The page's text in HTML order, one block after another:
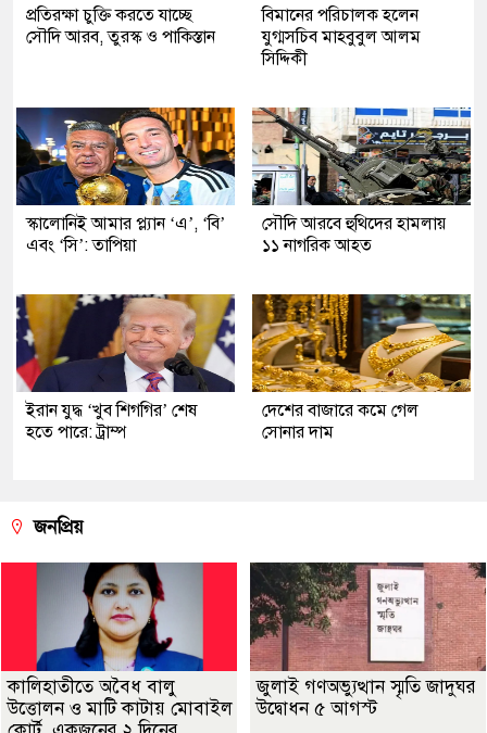
প্রতিরক্ষা চুক্তি করতে যাচ্ছে
সৌদি আরব, তুরস্ক ও পাকিস্তান
বিমানের পরিচালক হলেন
যুগ্মসচিব মাহবুবুল আলম
সিদ্দিকী
স্কালোনিই আমার প্ল্যান ‘এ’, ‘বি’
এবং ‘সি’: তাপিয়া
সৌদি আরবে হুথিদের হামলায়
১১ নাগরিক আহত
ইরান যুদ্ধ ‘খুব শিগগির’ শেষ
হতে পারে: ট্রাম্প
দেশের বাজারে কমে গেল
সোনার দাম
জনপ্রিয়
কালিহাতীতে অবৈধ বালু
উত্তোলন ও মাটি কাটায় মোবাইল
জুলাই গণঅভ্যুত্থান স্মৃতি জাদুঘর
উদ্বোধন ৫ আগস্ট